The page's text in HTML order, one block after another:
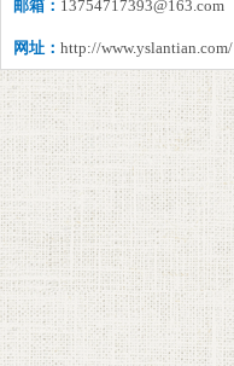
邮箱： 13754717393@163.com
网址： http://www.yslantian.com/